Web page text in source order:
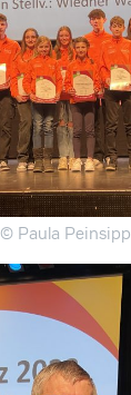
© Paula Peinsipp